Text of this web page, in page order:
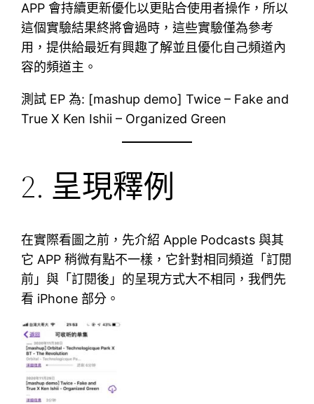
APP 會持續更新優化以更貼合使用者操作，所以
這個實驗結果終將會過時，這些實驗僅為參考
用，提供給最近有興趣了解並且優化自己頻道內
容的頻道主。
測試 EP 為: [mashup demo] Twice – Fake and
True X Ken Ishii – Organized Green
2. 呈現釋例
在實際看圖之前，先介紹 Apple Podcasts 與其
它 APP 稍微有點不一樣，它針對相同頻道「訂閱
前」與「訂閱後」的呈現方式大不相同，我們先
看 iPhone 部分。